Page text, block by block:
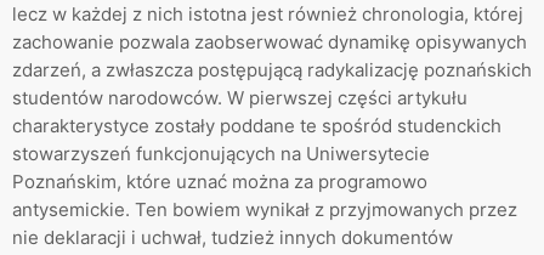
lecz w każdej z nich istotna jest również chronologia, której
zachowanie pozwala zaobserwować dynamikę opisywanych
zdarzeń, a zwłaszcza postępującą radykalizację poznańskich
studentów narodowców. W pierwszej części artykułu
charakterystyce zostały poddane te spośród studenckich
stowarzyszeń funkcjonujących na Uniwersytecie
Poznańskim, które uznać można za programowo
antysemickie. Ten bowiem wynikał z przyjmowanych przez
nie deklaracji i uchwał, tudzież innych dokumentów